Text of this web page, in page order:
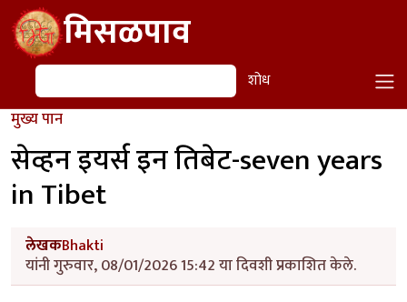
Skip to main contentमिसळपाव
शोध शोध
मुख्य पान
सेव्हन इयर्स इन तिबेट-seven years
in Tibet
लेखकBhakti
यांनी गुरुवार, 08/01/2026 15:42 या दिवशी प्रकाशित केले.